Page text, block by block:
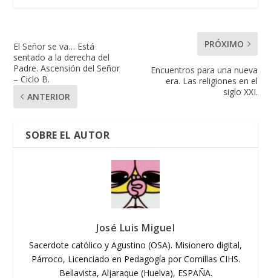
El Señor se va… Está
sentado a la derecha del
Padre. Ascensión del Señor
– Ciclo B.
ANTERIOR
PRÓXIMO
Encuentros para una nueva
era. Las religiones en el
siglo XXI.
SOBRE EL AUTOR
José Luis Miguel
Sacerdote católico y Agustino (OSA). Misionero digital,
Párroco, Licenciado en Pedagogía por Comillas CIHS.
Bellavista, Aljaraque (Huelva), ESPAÑA.